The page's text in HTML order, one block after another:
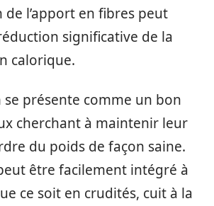
l’apport en fibres peut
significative de la
calorique.
se présente comme un bon
cherchant à maintenir leur
du poids de façon saine.
être facilement intégré à
ce soit en crudités, cuit à la